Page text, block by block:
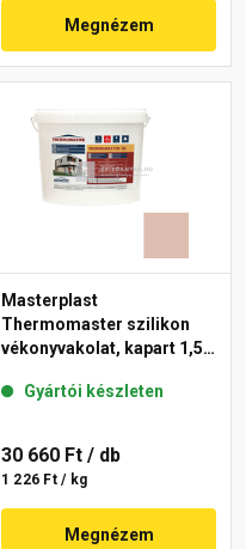
Megnézem
Masterplast
Thermomaster szilikon
vékonyvakolat, kapart 1,5
Gyártói készleten
30 660 Ft / db
1 226 Ft / kg
Megnézem